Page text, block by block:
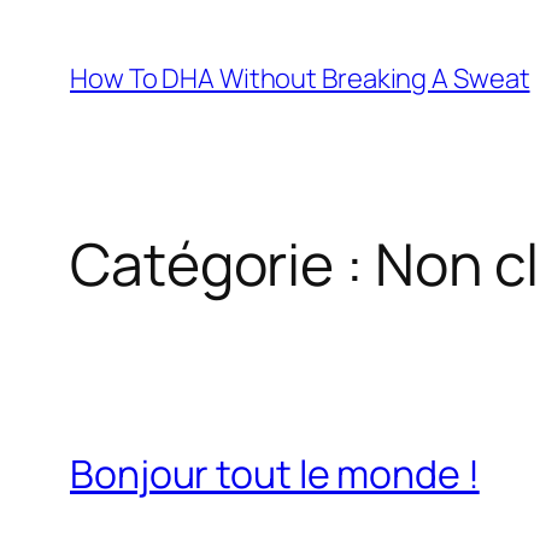
contenu
How To DHA Without Breaking A Sweat
Catégorie : Non
Bonjour tout le monde !